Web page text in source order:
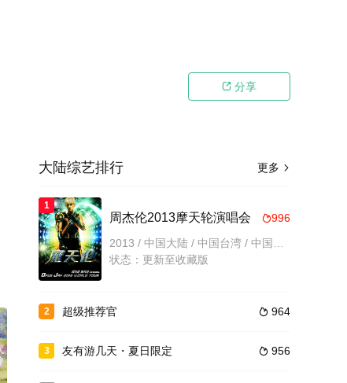
 分享
更多 
大陆综艺排行
1
996
周杰伦2013摩天轮演唱会
状态：更新至收藏版
2  964
超级推荐官
3  956
友有游几天・夏日限定